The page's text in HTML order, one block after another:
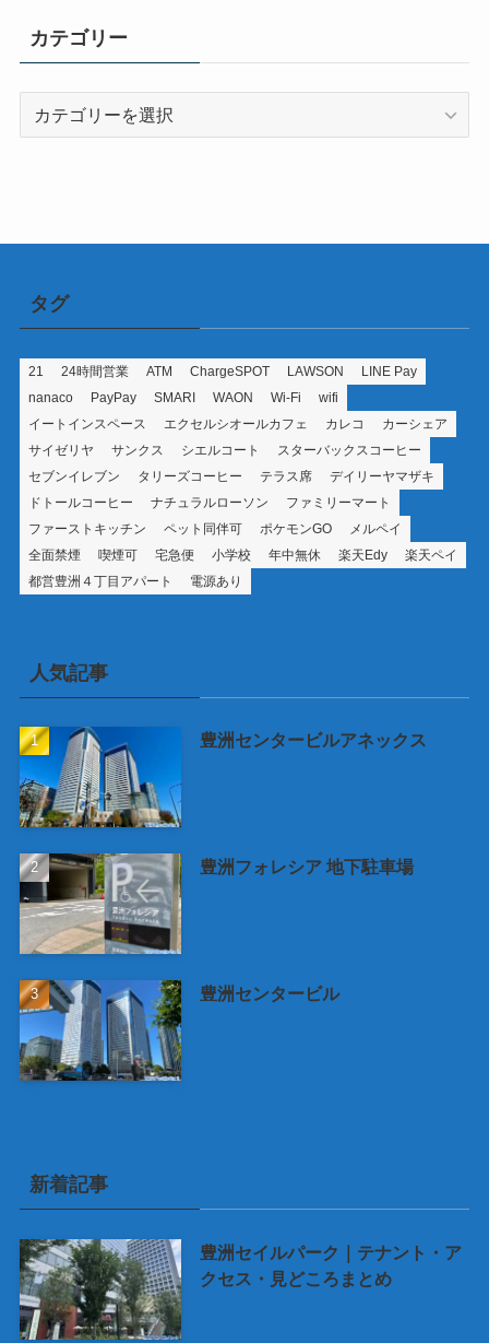
カテゴリー
タグ
21 24時間営業 ATM ChargeSPOT LAWSON
LINE Pay
nanaco
PayPay SMARI WAON Wi-Fi
wifi
イートインスペース
エクセルシオールカフェ カレコ
カーシェア
サイゼリヤ
サンクス シエルコート
スターバックスコーヒー
セブンイレブン
タリーズコーヒー テラス席
デイリーヤマザキ
ドトールコーヒー
ナチュラルローソン
ファミリーマート
ファーストキッチン
ペット同伴可 ポケモンGO
メルペイ
全面禁煙
喫煙可 宅急便 小学校 年中無休 楽天Edy
楽天ペイ
都営豊洲４丁目アパート
電源あり
人気記事
豊洲センタービルアネックス
豊洲フォレシア 地下駐車場
豊洲センタービル
新着記事
豊洲セイルパーク｜テナント・ア
クセス・見どころまとめ